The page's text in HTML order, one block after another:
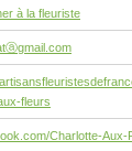
à la fleuriste
fleurs
Charlotte-Aux-